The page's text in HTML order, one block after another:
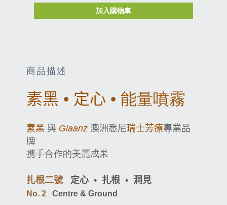
加入購物車
商品描述
素黑 • 定心 • 能量噴霧
素黑 與 Glaanz 澳洲悉尼瑞士芳療專業品
牌
携手合作的美麗成果
扎根二號 定心 • 扎根 • 洞見
No. 2 Centre & Ground